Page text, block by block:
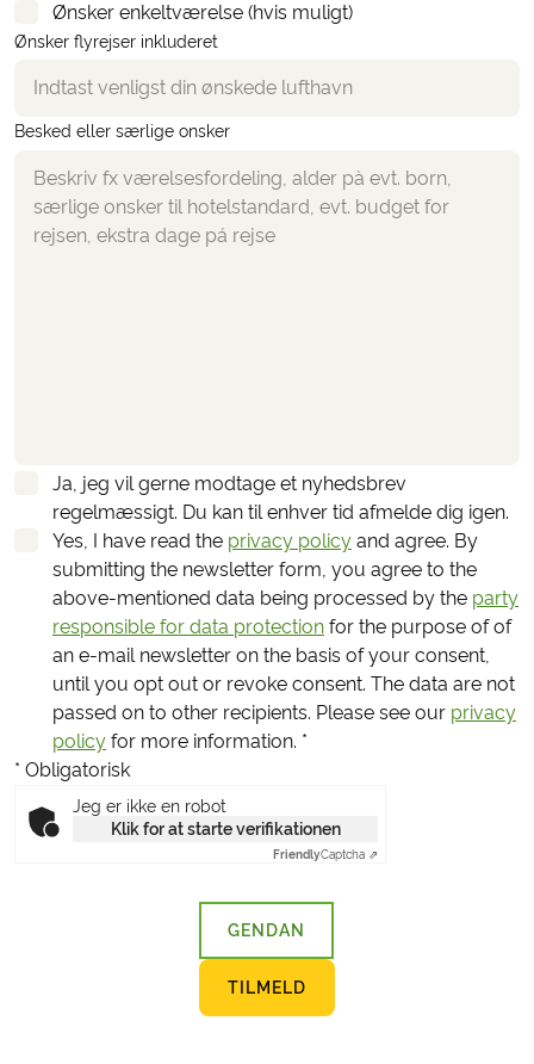
Ønsker enkeltværelse (hvis muligt)
Ønsker flyrejser inkluderet
Besked eller særlige onsker
Ja, jeg vil gerne modtage et nyhedsbrev
regelmæssigt. Du kan til enhver tid afmelde dig igen.
Yes, I have read the privacy policy and agree. By
submitting the newsletter form, you agree to the
above-mentioned data being processed by the party
responsible for data protection for the purpose of of
an e-mail newsletter on the basis of your consent,
until you opt out or revoke consent. The data are not
passed on to other recipients. Please see our privacy
policy for more information. *
* Obligatorisk
Jeg er ikke en robot
Klik for at starte verifikationen
FriendlyCaptcha ⇗
GENDAN
TILMELD